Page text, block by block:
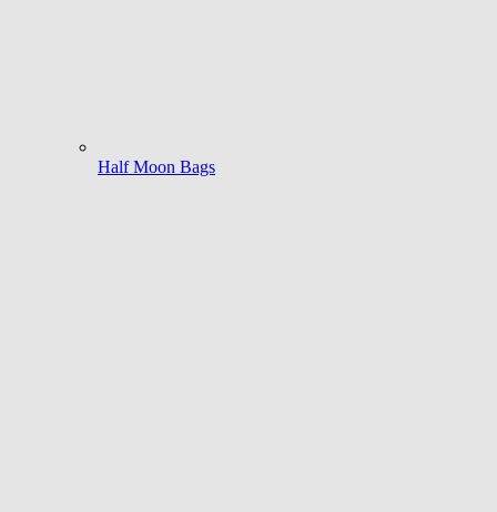
Half Moon Bags